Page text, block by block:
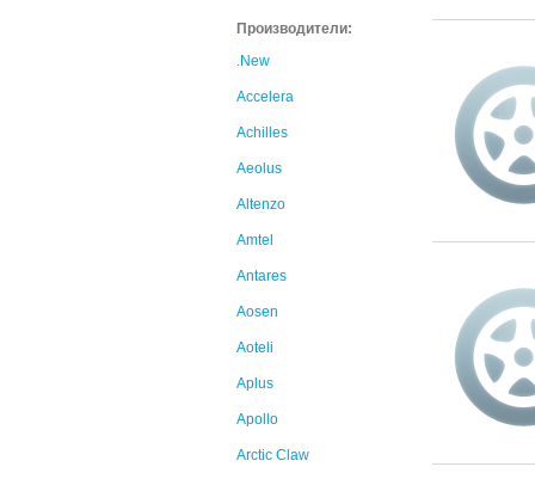
Производители:
.New
Accelera
Achilles
Aeolus
Altenzo
Amtel
Antares
Aosen
Aoteli
Aplus
Apollo
Arctic Claw